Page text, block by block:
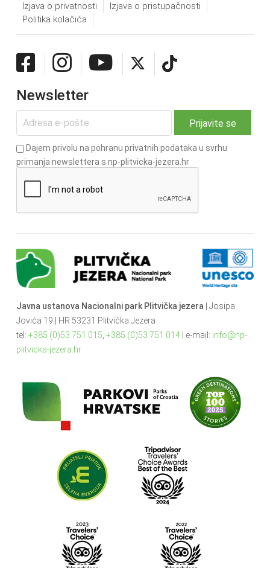
Izjava o privatnosti
Izjava o pristupačnosti
Politika kolačića
Newsletter
Dajem privolu na pohranu privatnih podataka u svrhu
primanja newslettera s np-plitvicka-jezera.hr
Javna ustanova Nacionalni park Plitvička jezera | Josipa
Jovića 19 | HR 53231 Plitvička Jezera
tel: +385 (0)53 751 015 +385 (0)53 751 014| e-mail: info@np-
plitvicka-jezera.hr